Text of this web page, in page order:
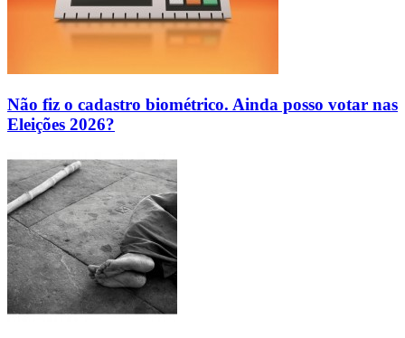
Não fiz o cadastro biométrico. Ainda posso votar nas
Eleições 2026?